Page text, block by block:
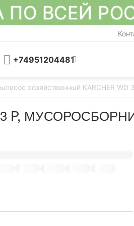
ПО ВСЕЙ
+74951204481
хозяйственный KARCHER
P,